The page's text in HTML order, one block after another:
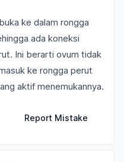
ke dalam rongga
ada koneksi
Ini berarti ovum tidak
ke rongga perut
aktif menemukannya.
Report Mistake